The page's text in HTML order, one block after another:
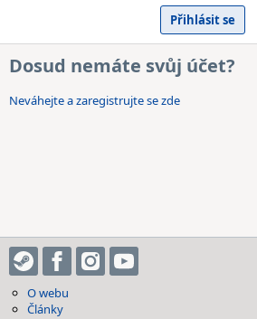
Dosud nemáte svůj účet?
Neváhejte a zaregistrujte se zde
O webu
Články